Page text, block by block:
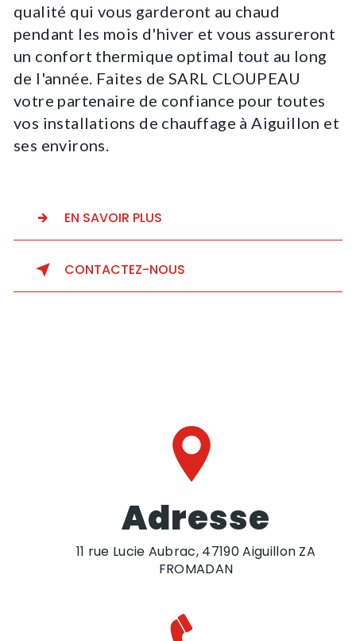
qualité qui vous garderont au chaud
pendant les mois d'hiver et vous assureront
un confort thermique optimal tout au long
de l'année. Faites de SARL CLOUPEAU
votre partenaire de confiance pour toutes
vos installations de chauffage à Aiguillon et
ses environs.
EN SAVOIR PLUS
CONTACTEZ-NOUS
Adresse
11 rue Lucie Aubrac, 47190 Aiguillon ZA
FROMADAN